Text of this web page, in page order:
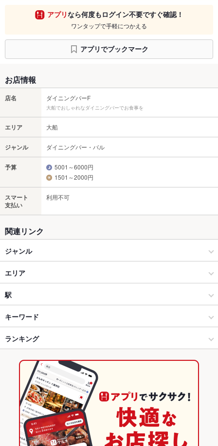
アプリなら何度もログイン不要ですぐ確認！
ワンタップで手軽につかえる
アプリでブックマーク
お店情報
店名 ダイニングバーF
大船でおしゃれなダイニングバーでお食事を
エリア 大船
ジャンル ダイニングバー・バル
予算
5001～6000円
1501～2000円
スマート
支払い
利用不可
関連リンク
ジャンル
ダイニングバー・バル
洋・和洋・各国料理・その他
大船・戸塚・東戸塚・保土ヶ谷 × ダイニングバー・バル
大船・戸塚・東戸塚・保土ヶ谷 × 洋・和洋・各国料理・その他
大船駅 × ダイニングバー・バル
大船駅 × 洋・和洋・各国料理・その他
エリア
大船
大船 × ダイニングバー・バル
大船 × 洋・和洋・各国料理・その他
神奈川
神奈川 × ダイニングバー・バル
神奈川 × 洋・和洋・各国料理・その他
駅
大船駅
北鎌倉駅
キーワード
ローストビーフ
ランキング
神奈川のグルメランキング
神奈川のダイニングバー・バルランキング
大船・戸塚・東戸塚・保土ヶ谷のグルメランキング
大船・戸塚・東戸塚・保土ヶ谷のダイニングバー・バルランキン